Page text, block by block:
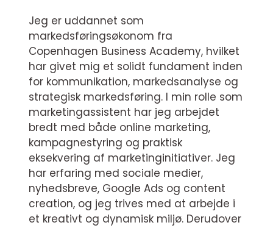
Jeg er uddannet som
markedsføringsøkonom fra
Copenhagen Business Academy, hvilket
har givet mig et solidt fundament inden
for kommunikation, markedsanalyse og
strategisk markedsføring. I min rolle som
marketingassistent har jeg arbejdet
bredt med både online marketing,
kampagnestyring og praktisk
eksekvering af marketinginitiativer. Jeg
har erfaring med sociale medier,
nyhedsbreve, Google Ads og content
creation, og jeg trives med at arbejde i
et kreativt og dynamisk miljø. Derudover